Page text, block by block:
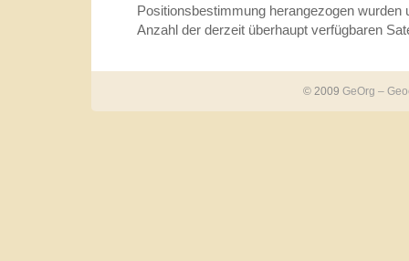
Positionsbestimmung herangezogen wurden
Anzahl der derzeit überhaupt verfügbaren
© 2009 GeOrg –